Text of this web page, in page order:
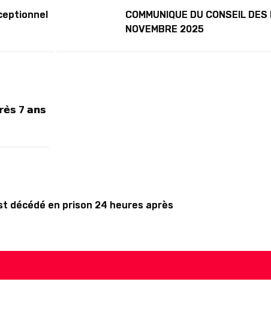
COMMUNIQUE DU CONSEIL
NOVEMBRE 2025
7 𝗮𝗻𝘀
décédé en prison 24 heures après